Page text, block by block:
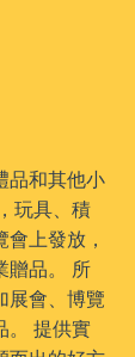
品和其他小
玩具、積
上發放，
贈品。 所
展會、博覽
。 提供實